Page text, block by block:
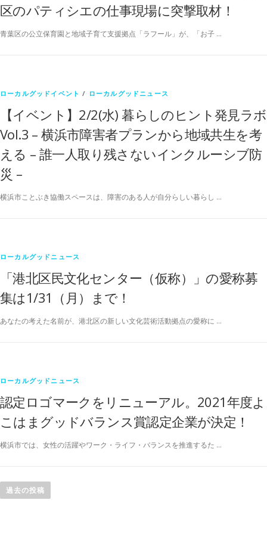
区のパティシエの仕事現場に突撃取材！
青葉区の公立保育園と地域子育て支援拠点「ラフール」が、「お子 …
ローカルグッドイベント / ローカルグッドニュース
【イベント】2/2(水) 暮らしのヒント発見ラボ
Vol.3 – 横浜市障害者プランから地域共生を考
える – 誰一人取り残さないインクルーシブ防
災 –
横浜市ことぶき協働スペースは、障害のある人が自分らしい暮らし …
ローカルグッドニュース
「港北区民文化センター（仮称）」の愛称募
集は1/31（月）まで！
あなたの考えた名前が、港北区の新しい文化芸術活動拠点の愛称に …
ローカルグッドニュース
認定ロゴマークをリニューアル。2021年度よ
こはまグッドバランス賞認定企業が決定！
横浜市では、女性の活躍やワーク・ライフ・バランスを推進するた …
稿過去の投稿